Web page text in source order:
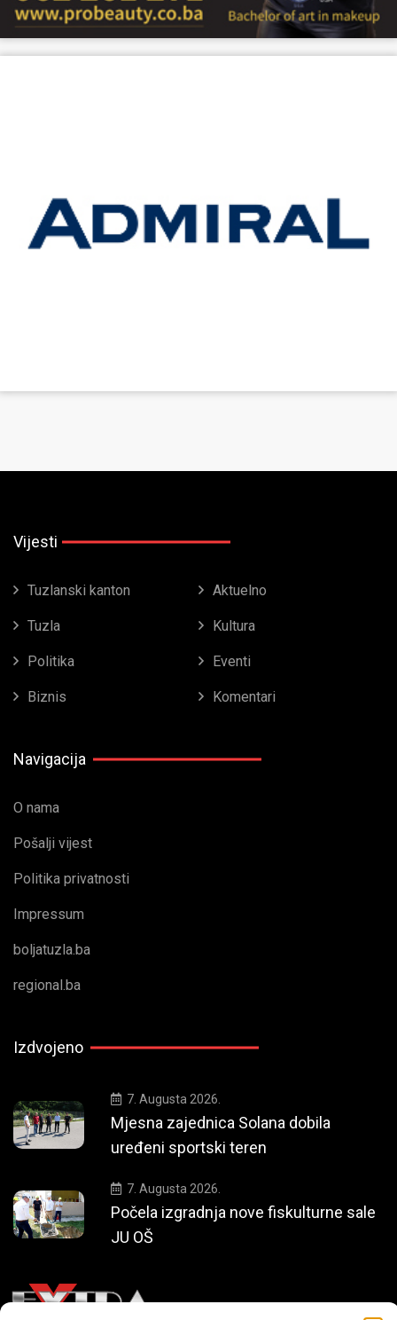
Vijesti
Tuzlanski kanton Aktuelno
Tuzla Kultura
Politika Eventi
Biznis Komentari
Navigacija
O nama
Pošalji vijest
Politika privatnosti
Impressum
boljatuzla.ba
regional.ba
Izdvojeno
7. Augusta 2026.
Mjesna zajednica Solana dobila
uređeni sportski teren
7. Augusta 2026.
Počela izgradnja nove fiskulturne sale
JU OŠ